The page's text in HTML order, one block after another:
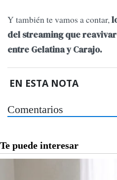
Y también te vamos a contar,
del streaming que
entre Gelatina y Carajo.
EN ESTA NOTA
Comentarios